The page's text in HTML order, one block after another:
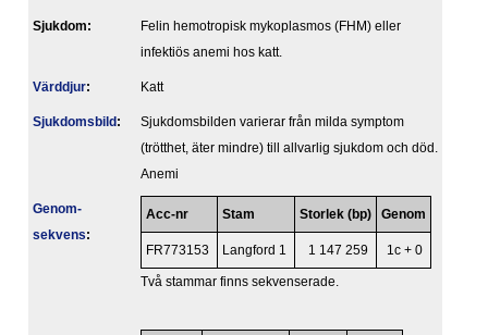
Sjukdom:
Felin hemotropisk mykoplasmos (FHM) eller
infektiös anemi hos katt.
Värddjur: Katt
Sjukdomsbild :
Sjukdomsbilden varierar från milda symptom
(trötthet, äter mindre) till allvarlig sjukdom och död.
Anemi
Genom­
sekvens:
Acc-nr Stam Storlek (bp) Genom
FR773153 Langford 1 1 147 259 1c + 0
Två stammar finns sekvenserade.